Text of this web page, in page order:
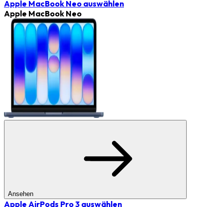
Apple MacBook Neo auswählen
Apple MacBook Neo
Ansehen
Apple AirPods Pro 3 auswählen